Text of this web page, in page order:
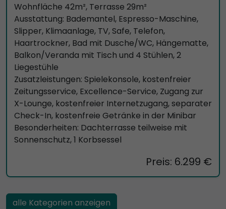
Wohnfläche 42m², Terrasse 29m²
Ausstattung: Bademantel, Espresso-Maschine,
Slipper, Klimaanlage, TV, Safe, Telefon,
Haartrockner, Bad mit Dusche/WC, Hängematte,
Balkon/Veranda mit Tisch und 4 Stühlen, 2
Liegestühle
Zusatzleistungen: Spielekonsole, kostenfreier
Zeitungsservice, Excellence-Service, Zugang zur
X-Lounge, kostenfreier Internetzugang, separater
Check-In, kostenfreie Getränke in der Minibar
Besonderheiten: Dachterrasse teilweise mit
Sonnenschutz, 1 Korbsessel
Preis: 6.299 €
alle Kategorien anzeigen